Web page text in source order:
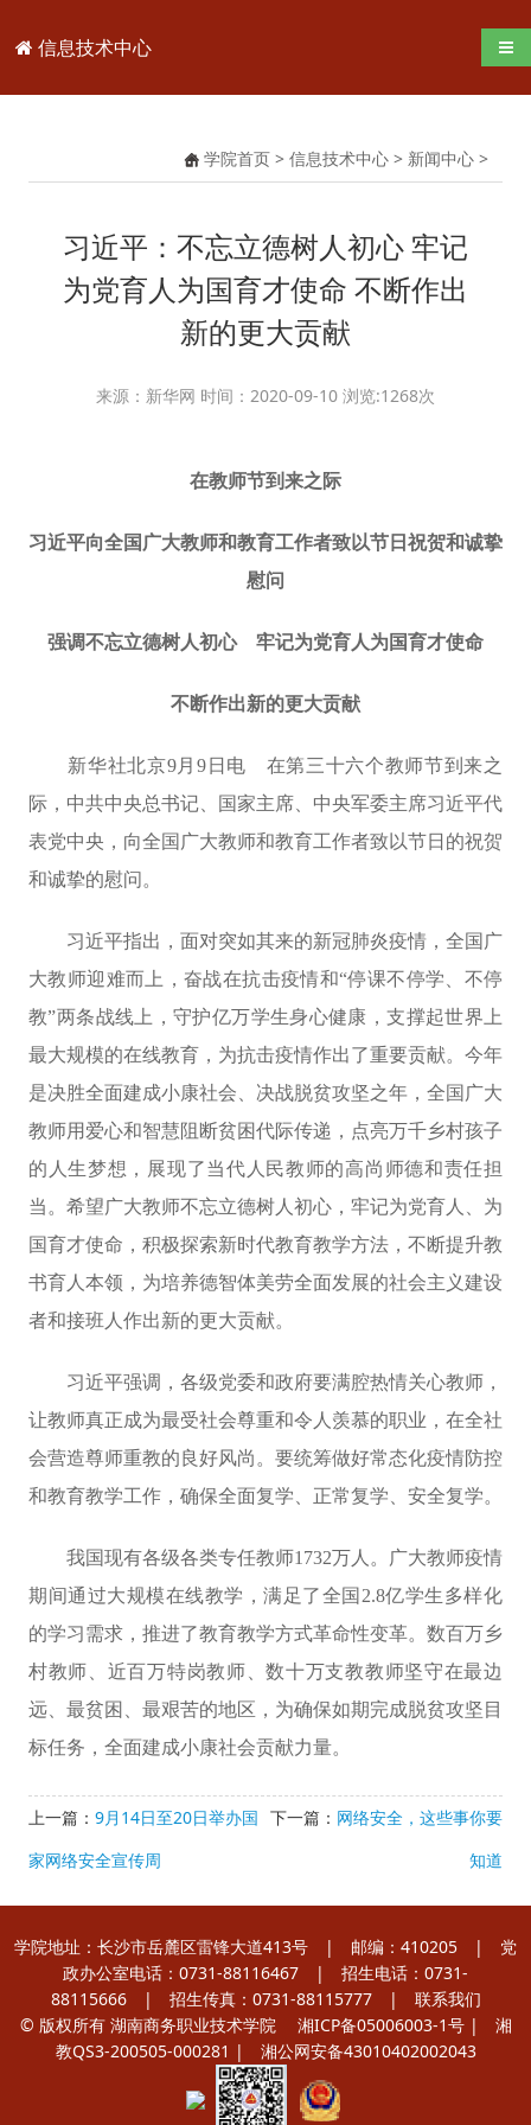
信息技术中心 导
学院首页 > 信息技术中心 > 新闻中心 >
习近平：不忘立德树人初心 牢记
为党育人为国育才使命 不断作出
新的更大贡献
来源：新华网 时间：2020-09-10 浏览:1268次
在教师节到来之际
习近平向全国广大教师和教育工作者致以节日祝贺和诚挚
慰问
强调不忘立德树人初心 牢记为党育人为国育才使命
不断作出新的更大贡献
新华社北京9月9日电 在第三十六个教师节到来之
际，中共中央总书记、国家主席、中央军委主席习近平代
表党中央，向全国广大教师和教育工作者致以节日的祝贺
和诚挚的慰问。
习近平指出，面对突如其来的新冠肺炎疫情，全国广
大教师迎难而上，奋战在抗击疫情和“停课不停学、不停
教”两条战线上，守护亿万学生身心健康，支撑起世界上
最大规模的在线教育，为抗击疫情作出了重要贡献。今年
是决胜全面建成小康社会、决战脱贫攻坚之年，全国广大
教师用爱心和智慧阻断贫困代际传递，点亮万千乡村孩子
的人生梦想，展现了当代人民教师的高尚师德和责任担
当。希望广大教师不忘立德树人初心，牢记为党育人、为
国育才使命，积极探索新时代教育教学方法，不断提升教
书育人本领，为培养德智体美劳全面发展的社会主义建设
者和接班人作出新的更大贡献。
习近平强调，各级党委和政府要满腔热情关心教师，
让教师真正成为最受社会尊重和令人羡慕的职业，在全社
会营造尊师重教的良好风尚。要统筹做好常态化疫情防控
和教育教学工作，确保全面复学、正常复学、安全复学。
我国现有各级各类专任教师1732万人。广大教师疫情
期间通过大规模在线教学，满足了全国2.8亿学生多样化
的学习需求，推进了教育教学方式革命性变革。数百万乡
村教师、近百万特岗教师、数十万支教教师坚守在最边
远、最贫困、最艰苦的地区，为确保如期完成脱贫攻坚目
标任务，全面建成小康社会贡献力量。
上一篇： 9月14日至20日举办国
家网络安全宣传周
下一篇： 网络安全，这些事你要
知道
学院地址：长沙市岳麓区雷锋大道413号 | 邮编：410205 | 党
政办公室电话：0731-88116467 | 招生电话：0731-
88115666 | 招生传真：0731-88115777 | 联系我们
© 版权所有 湖南商务职业技术学院
湘ICP备05006003-1号 | 湘
教QS3-200505-000281 | 湘公网安备43010402002043